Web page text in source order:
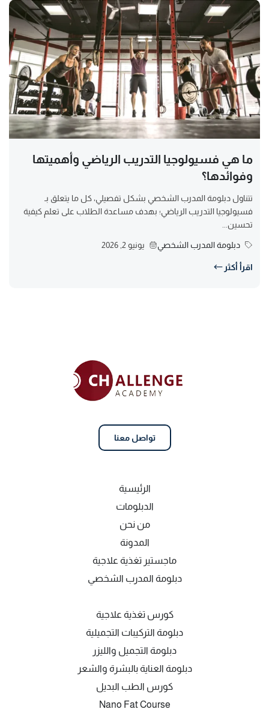
ما هي فسيولوجيا التدريب الرياضي وأهميتها
وفوائدها؟
تتناول دبلومة المدرب الشخصي بشكل تفصيلي، كل ما يتعلق بـ
فسيولوجيا التدريب الرياضي؛ بهدف مساعدة الطلاب على تعلم كيفية
تحسين...
دبلومة المدرب الشخصي يونيو 2, 2026
اقرأ أكثر
تواصل معنا
الرئيسية
الدبلومات
من نحن
المدونة
ماجستير تغذية علاجية
دبلومة المدرب الشخصي
كورس تغذية علاجية
دبلومة التركيبات التجميلية
دبلومة التجميل والليزر
دبلومة العناية بالبشرة والشعر
كورس الطب البديل
Nano Fat Course